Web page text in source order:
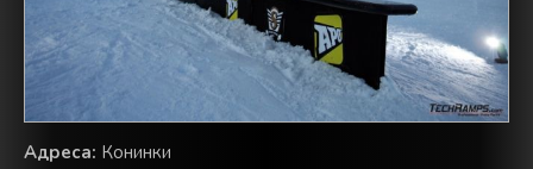
Адреса: Конинки